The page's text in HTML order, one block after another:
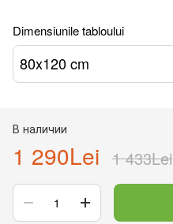
Dimensiunile tabloului
80x120 cm
В наличии
1 290Lei 1 433Lei